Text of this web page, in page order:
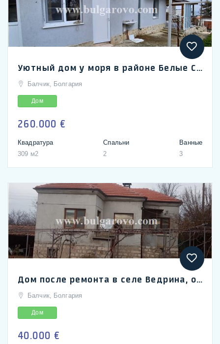
Уютный дом у моря в районе Белые Скалы, Балчик
Балчик, Болгария
Дом
260.000 €
Квадратура
309 м2
Спальни
2
Ванные
3
Дом после ремонта в селе Ведрина, область Добрич
Балчик, Болгария
Дом
40.000 €